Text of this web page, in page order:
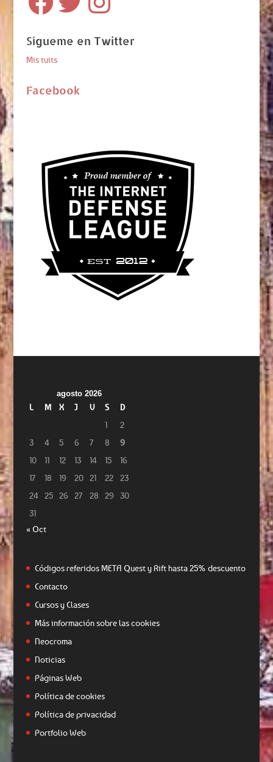
Sígueme en Twitter
Mis tuits
Facebook
agosto 2026
L M X J V S
D
1
2
3
4 5 6 7 8
9
10
11 12 13 14 15
16
17
18 19 20 21 22
23
24
25 26 27 28 29
30
31
« Oct
Códigos referidos META Quest y Rift hasta 25% descuento
Contacto
Cursos y Clases
Más información sobre las cookies
Neocroma
Noticias
Páginas Web
Política de cookies
Política de privacidad
Portfolio Web